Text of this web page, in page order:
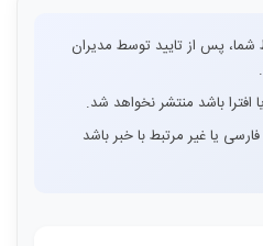
پس از تایید توسط مدیران
باشد منتشر نخواهد شد.
یا غیر مرتبط با خبر باشد